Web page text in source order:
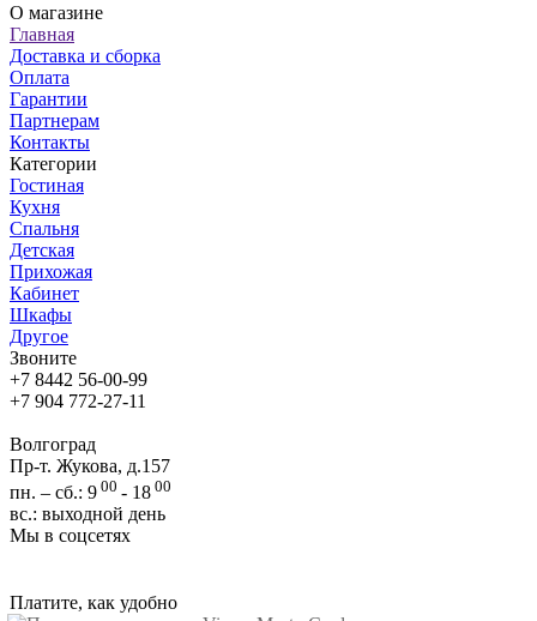
О магазине
Главная
Доставка и сборка
Оплата
Гарантии
Партнерам
Контакты
Категории
Гостиная
Кухня
Спальня
Детская
Прихожая
Кабинет
Шкафы
Другое
Звоните
+7 8442 56-00-99
+7 904 772-27-11
Волгоград
Пр-т. Жукова, д.157
пн. – сб.: 9 00 - 18 00
вс.: выходной день
Мы в соцсетях
Платите, как удобно